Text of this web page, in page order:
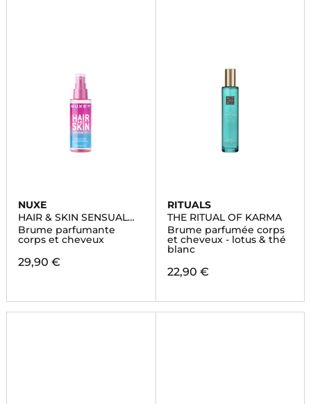
NUXE
HAIR & SKIN SENSUAL
ERA
Brume parfumante
corps et cheveux
29,90 €
RITUALS
THE RITUAL OF KARMA
Brume parfumée corps
et cheveux - lotus & thé
blanc
22,90 €